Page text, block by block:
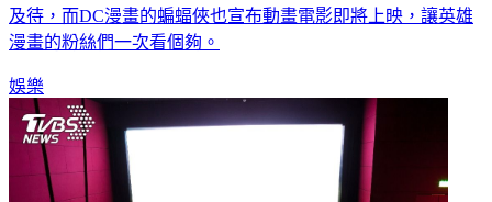
及待，而DC漫畫的蝙蝠俠也宣布動畫電影即將上映，讓英雄
漫畫的粉絲們一次看個夠。
娛樂